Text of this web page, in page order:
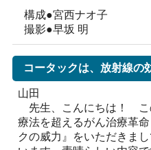
構成●宮西ナオ子
撮影●早坂 明
コータックは、放射線の
山田
先生、こんにちは！ こ
療法を超えるがん治療革
クの威力』をいただきま